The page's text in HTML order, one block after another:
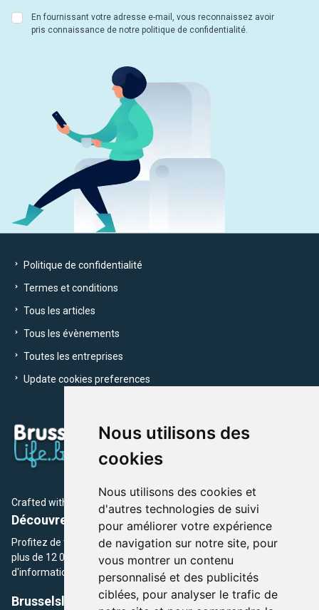
Nous utilisons des
cookies
Nous utilisons des cookies et
d'autres technologies de suivi
pour améliorer votre expérience
de navigation sur notre site, pour
vous montrer un contenu
personnalisé et des publicités
ciblées, pour analyser le trafic de
En fournissant votre adresse e-mail, vous reconnaissez avoir
pris connaissance de notre politique de confidentialité.
Politique de confidentialité
Termes et conditions
Tous les articles
Tous les évènements
Toutes les entreprises
Update cookies preferences
Crafted with by Brusselslife Team
Découvrez plus de 12 000 adresses et événements
Profitez de toutes les sections de BrusselsLife.be et découvrez
plus de 12 000 adresses et un grand choix d'événements,
d'informations et de conseils et astuces de notre écriture.
Brusselslife.be